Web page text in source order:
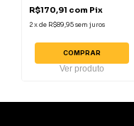
R$170,91 com Pix
2xde R$89,95sem juros
COMPRAR
Ver produto